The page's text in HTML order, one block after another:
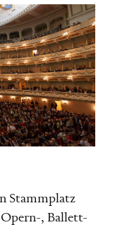
Stammplatz
Opern-, Ballett-